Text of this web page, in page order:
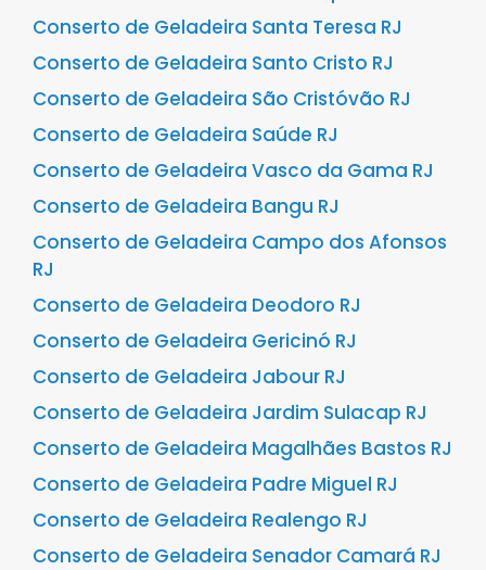
Conserto de Geladeira Santa Teresa RJ
Conserto de Geladeira Santo Cristo RJ
Conserto de Geladeira São Cristóvão RJ
Conserto de Geladeira Saúde RJ
Conserto de Geladeira Vasco da Gama RJ
Conserto de Geladeira Bangu RJ
Conserto de Geladeira Campo dos Afonsos
RJ
Conserto de Geladeira Deodoro RJ
Conserto de Geladeira Gericinó RJ
Conserto de Geladeira Jabour RJ
Conserto de Geladeira Jardim Sulacap RJ
Conserto de Geladeira Magalhães Bastos RJ
Conserto de Geladeira Padre Miguel RJ
Conserto de Geladeira Realengo RJ
Conserto de Geladeira Senador Camará RJ